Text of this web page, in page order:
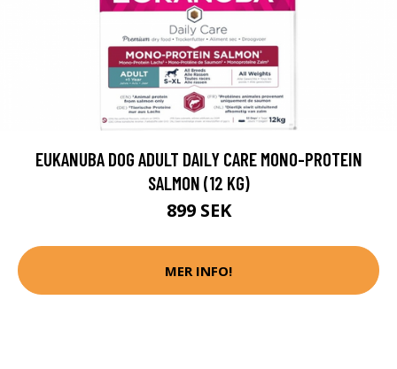
EUKANUBA DOG ADULT DAILY CARE MONO-PROTEIN
SALMON (12 KG)
899 SEK
MER INFO!